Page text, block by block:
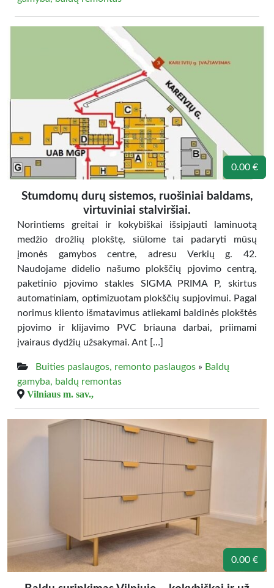
0.00 €
Stumdomų durų sistemos, ruošiniai baldams,
virtuviniai stalviršiai.
Norintiems greitai ir kokybiškai išsipjauti laminuotą
medžio drožlių plokštę, siūlome tai padaryti mūsų
įmonės gamybos centre, adresu Verkių g. 42.
Naudojame didelio našumo plokščių pjovimo centrą,
paketinio pjovimo stakles SIGMA PRIMA P, skirtus
automatiniam, optimizuotam plokščių supjovimui. Pagal
norimus kliento išmatavimus atliekami baldinės plokštės
pjovimo ir klijavimo PVC briauna darbai, priimami
įvairaus dydžių užsakymai. Ant […]
Buities paslaugos, remonto paslaugos » Baldų
gamyba, baldų remontas
Vilniaus m. sav.,
0.00 €